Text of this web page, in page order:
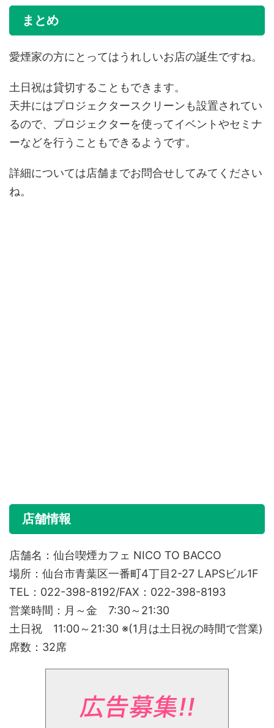
まとめ
愛煙家の方にとってはうれしいお店の誕生ですね。
土日祝は貸切することもできます。
天井にはプロジェクタースクリーンも設置されてい
るので、プロジェクターを使ってイベントやセミナ
ーなどを行うこともできるようです。
詳細については店舗までお問合せしてみてください
ね。
店舗情報
店舗名：仙台喫煙カフェ NICO TO BACCO
場所：仙台市青葉区一番町4丁目2-27 LAPSビル1F
TEL：022-398-8192/FAX：022-398-8193
営業時間：月～金 7:30～21:30
土日祝 11:00～21:30 ※(1月は土日祝の時間で営業)
席数：32席